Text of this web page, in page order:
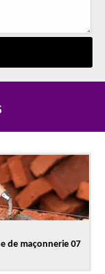
de maçonnerie 07